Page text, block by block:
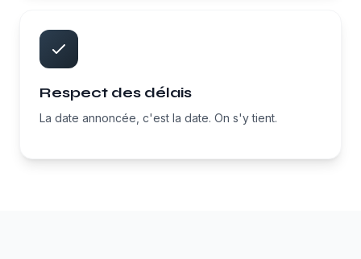
Respect des délais
La date annoncée, c'est la date. On s'y tient.